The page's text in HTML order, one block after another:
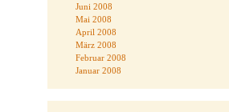
Juni 2008
Mai 2008
April 2008
März 2008
Februar 2008
Januar 2008